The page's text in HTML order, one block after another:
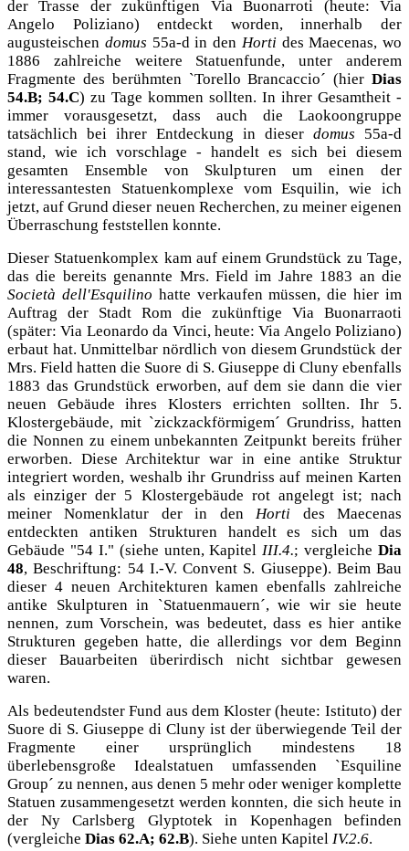
der Trasse der zukünftigen Via Buonarroti (heute: Via
Angelo Poliziano) entdeckt worden, innerhalb der
augusteischen domus 55a-d in den Horti des Maecenas, wo
1886 zahlreiche weitere Statuenfunde, unter anderem
Fragmente des berühmten `Torello Brancaccio´ (hier Dias
54.B; 54.C) zu Tage kommen sollten. In ihrer Gesamtheit -
immer vorausgesetzt, dass auch die Laokoongruppe
tatsächlich bei ihrer Entdeckung in dieser domus 55a-d
stand, wie ich vorschlage - handelt es sich bei diesem
gesamten Ensemble von Skulpturen um einen der
interessantesten Statuenkomplexe vom Esquilin, wie ich
jetzt, auf Grund dieser neuen Recherchen, zu meiner eigenen
Überraschung feststellen konnte.
Dieser Statuenkomplex kam auf einem Grundstück zu Tage,
das die bereits genannte Mrs. Field im Jahre 1883 an die
Società dell'Esquilino hatte verkaufen müssen, die hier im
Auftrag der Stadt Rom die zukünftige Via Buonarraoti
(später: Via Leonardo da Vinci, heute: Via Angelo Poliziano)
erbaut hat. Unmittelbar nördlich von diesem Grundstück der
Mrs. Field hatten die Suore di S. Giuseppe di Cluny ebenfalls
1883 das Grundstück erworben, auf dem sie dann die vier
neuen Gebäude ihres Klosters errichten sollten. Ihr 5.
Klostergebäude, mit `zickzackförmigem´ Grundriss, hatten
die Nonnen zu einem unbekannten Zeitpunkt bereits früher
erworben. Diese Architektur war in eine antike Struktur
integriert worden, weshalb ihr Grundriss auf meinen Karten
als einziger der 5 Klostergebäude rot angelegt ist; nach
meiner Nomenklatur der in denHorti des Maecenas
entdeckten antiken Strukturen handelt es sich um das
Gebäude "54 I." (siehe unten, KapitelIII.4.; vergleiche Dia
48, Beschriftung: 54 I.-V. Convent S. Giuseppe). Beim Bau
dieser 4 neuen Architekturen kamen ebenfalls zahlreiche
antike Skulpturen in `Statuenmauern´, wie wir sie heute
nennen, zum Vorschein, was bedeutet, dass es hier antike
Strukturen gegeben hatte, die allerdings vor dem Beginn
dieser Bauarbeiten überirdisch nicht sichtbar gewesen
waren.
Als bedeutendster Fund aus dem Kloster (heute: Istituto) der
Suore di S. Giuseppe di Cluny ist der überwiegende Teil der
Fragmente einer ursprünglich mindestens 18
überlebensgroße Idealstatuen umfassenden `Esquiline
Group´ zu nennen, aus denen 5 mehr oder weniger komplette
Statuen zusammengesetzt werden konnten, die sich heute in
der Ny Carlsberg Glyptotek in Kopenhagen befinden
(vergleiche Dias 62.A; 62.B). Siehe unten Kapitel IV.2.6.